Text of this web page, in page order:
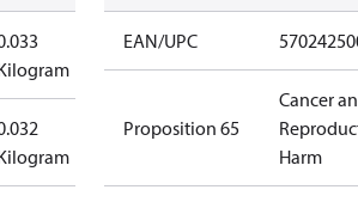
EAN/UPC
Proposition 65
Cancer
Harm